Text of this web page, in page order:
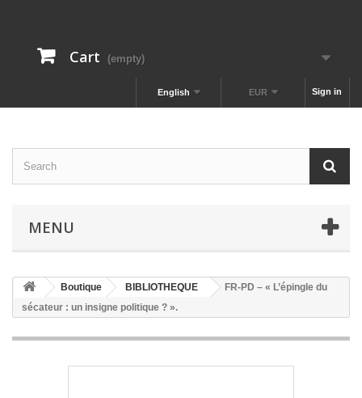
Cart (empty)
Sign in
EUR
English
MENU
Boutique BIBLIOTHEQUE
FR-PD – « L’épingle du
sécateur : un insigne politique ? ».